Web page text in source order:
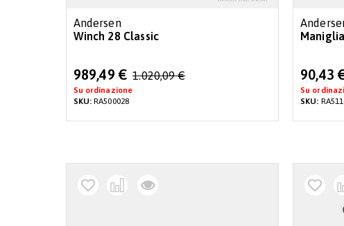
Andersen
Winch 28 Classic
Special
Price
989,49 € 1.020,09 €
Su ordinazione
SKU:RA500028
Special
Price
90,43
Su
SKU: